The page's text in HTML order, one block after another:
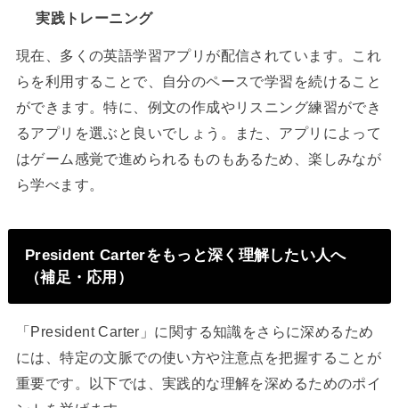
実践トレーニング
現在、多くの英語学習アプリが配信されています。これ
らを利用することで、自分のペースで学習を続けること
ができます。特に、例文の作成やリスニング練習ができ
るアプリを選ぶと良いでしょう。また、アプリによって
はゲーム感覚で進められるものもあるため、楽しみなが
ら学べます。
President Carterをもっと深く理解したい人へ
（補足・応用）
「President Carter」に関する知識をさらに深めるため
には、特定の文脈での使い方や注意点を把握することが
重要です。以下では、実践的な理解を深めるためのポイ